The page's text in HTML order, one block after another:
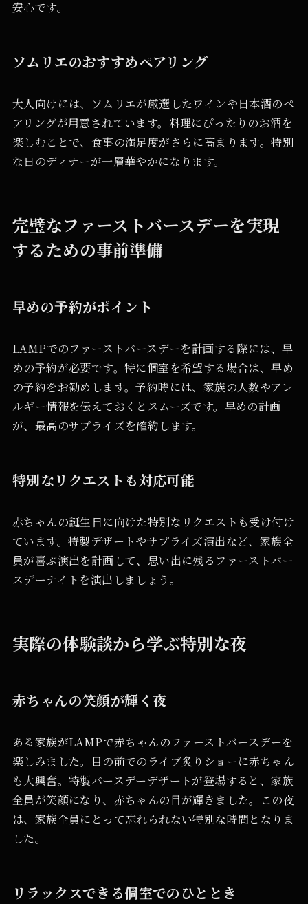
安心です。
ソムリエのおすすめペアリング
大人向けには、ソムリエが厳選したワインや日本酒のペ
アリングが用意されています。料理にぴったりのお酒を
楽しむことで、食事の満足度がさらに高まります。特別
な日のディナーが一層華やかになります。
完璧なファーストバースデーを実現
するための事前準備
早めの予約がポイント
LAMPでのファーストバースデーを計画する際には、早
めの予約が必要です。特に個室を希望する場合は、早め
の予約をお勧めします。予約時には、家族の人数やアレ
ルギー情報を伝えておくとスムーズです。早めの計画
が、最高のサプライズを確約します。
特別なリクエストも対応可能
赤ちゃんの誕生日に向けた特別なリクエストも受け付け
ています。特製デザートやサプライズ演出など、家族全
員が喜ぶ演出を計画して、思い出に残るファーストバー
スデーナイトを演出しましょう。
実際の体験談から学ぶ特別な夜
赤ちゃんの笑顔が輝く夜
ある家族がLAMPで赤ちゃんのファーストバースデーを
楽しみました。目の前でのライブ炙りショーに赤ちゃん
も大興奮。特製バースデーデザートが登場すると、家族
全員が笑顔になり、赤ちゃんの目が輝きました。この夜
は、家族全員にとって忘れられない特別な時間となりま
した。
リラックスできる個室でのひととき